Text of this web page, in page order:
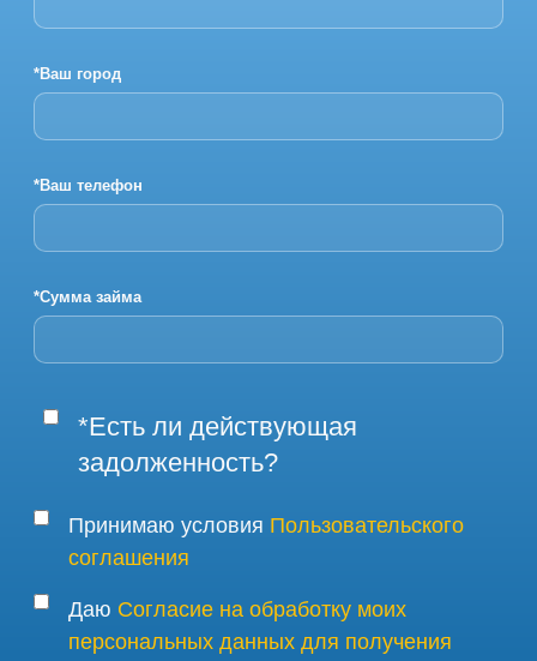
*Ваш город
*Ваш телефон
*Сумма займа
*Есть ли действующая
задолженность?
Принимаю условия Пользовательского
соглашения
Даю Согласие на обработку моих
персональных данных для получения